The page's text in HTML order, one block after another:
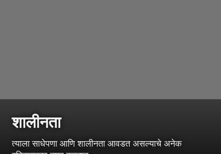
शालीनता
त्याला साधेपणा आणि शालीनता आवडत असल्याचे अनेक